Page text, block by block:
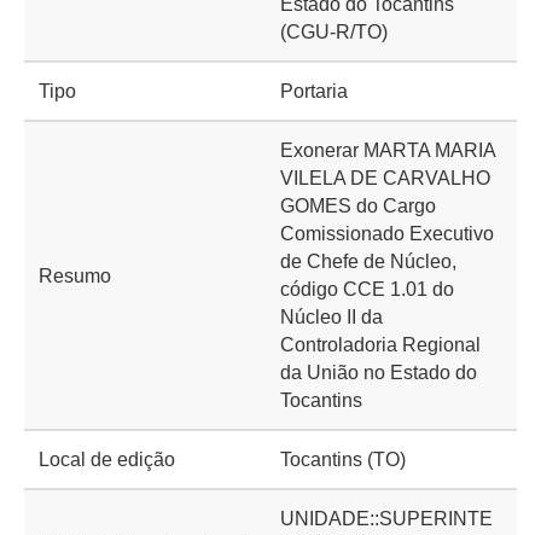
Estado do Tocantins
(CGU-R/TO)
Tipo Portaria
Resumo
Exonerar MARTA MARIA
VILELA DE CARVALHO
GOMES do Cargo
Comissionado Executivo
de Chefe de Núcleo,
código CCE 1.01 do
Núcleo II da
Controladoria Regional
da União no Estado do
Tocantins
Local de edição Tocantins (TO)
UNIDADE::SUPERINTE